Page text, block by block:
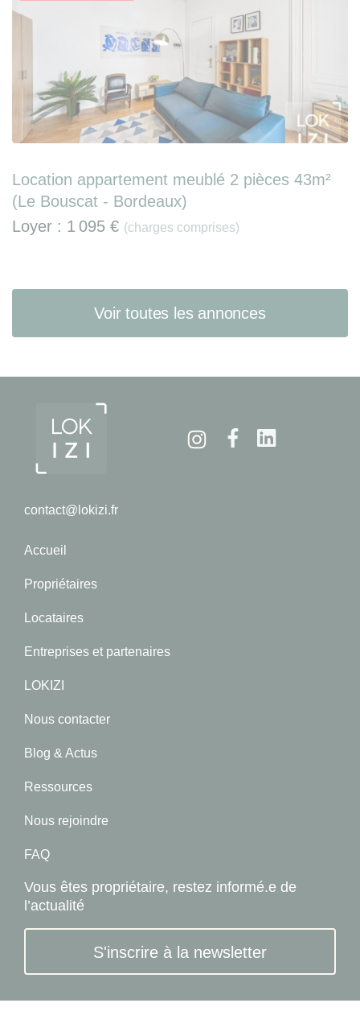
Location appartement meublé 2 pièces 43m²
(Le Bouscat - Bordeaux)
Loyer : 1 095 € (charges comprises)
Voir toutes les annonces
contact@lokizi.fr
InstagramFacebook
Accueil
Propriétaires
Locataires
Entreprises et partenaires
LOKIZI
Nous contacter
Blog & Actus
Ressources
Nous rejoindre
FAQ
Vous êtes propriétaire, restez informé.e de
l’actualité
S'inscrire à la newsletter